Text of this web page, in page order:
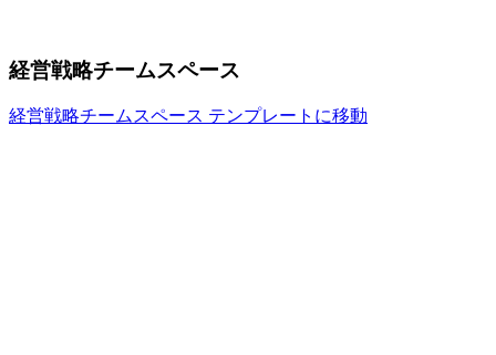
経営戦略チームスペース
経営戦略チームスペース テンプレートに移動